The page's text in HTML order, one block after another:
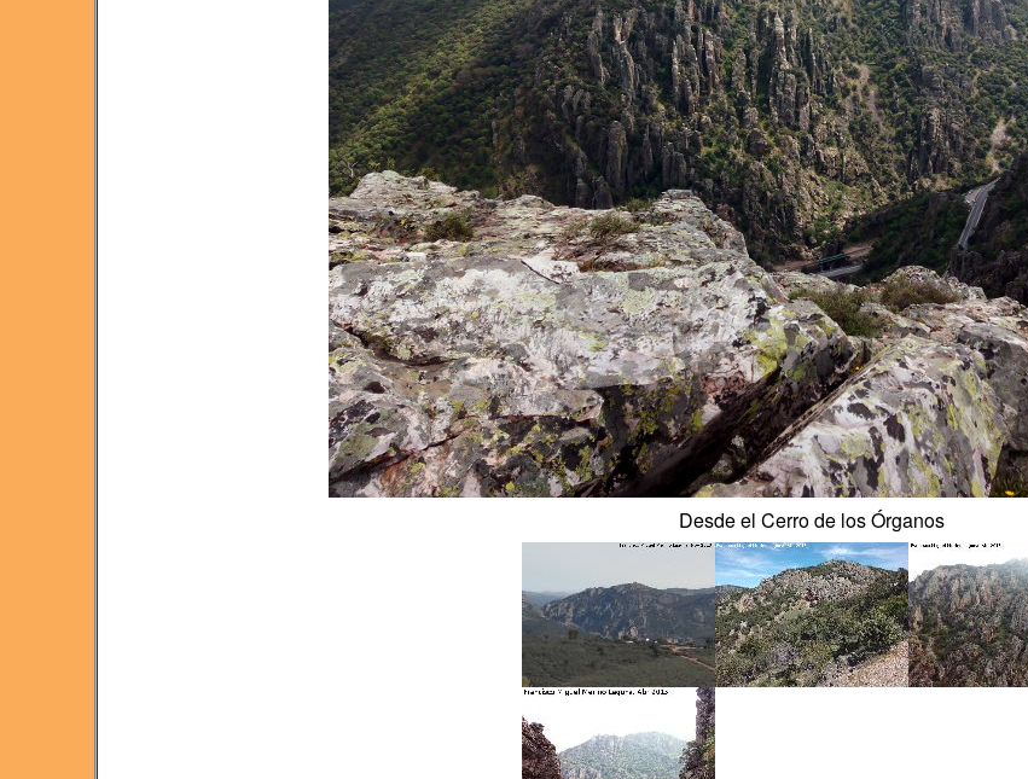
Desde el Cerro de los Órganos